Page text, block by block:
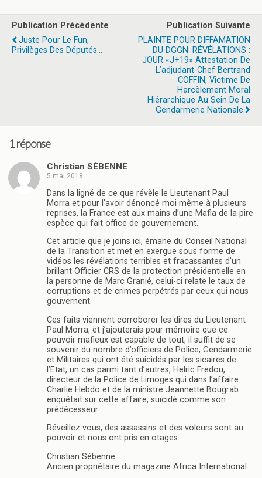
Publication Précédente
Juste Pour Le Fun,
Privilèges Des Députés...
Publication Suivante
PLAINTE POUR DIFFAMATION
DU DGGN: RÉVÉLATIONS :
JOUR «J+19» Attestation De
L’adjudant-Chef Bertrand
COFFIN, Victime De
Harcèlement Moral
Hiérarchique Au Sein De La
Gendarmerie Nationale
1 réponse
Christian SÉBENNE
5 mai 2018
Dans la ligné de ce que révèle le Lieutenant Paul
Morra et pour l’avoir dénoncé moi même à plusieurs
reprises, la France est aux mains d’une Mafia de la pire
espèce qui fait office de gouvernement.
Cet article que je joins ici, émane du Conseil National
de la Transition et met en exergue sous forme de
vidéos les révélations terribles et fracassantes d’un
brillant Officier CRS de la protection présidentielle en
la personne de Marc Granié, celui-ci relate le taux de
corruptions et de crimes perpétrés par ceux qui nous
gouvernent.
Ces faits viennent corroborer les dires du Lieutenant
Paul Morra, et j’ajouterais pour mémoire que ce
pouvoir mafieux est capable de tout, il suffit de se
souvenir du nombre d’officiers de Police, Gendarmerie
et Militaires qui ont été suicidés par les sicaires de
l’Etat, un cas parmi tant d’autres, Helric Fredou,
directeur de la Police de Limoges qui dans l’affaire
Charlie Hebdo et de la ministre Jeannette Bougrab
enquêtait sur cette affaire, suicidé comme son
prédécesseur.
Réveillez vous, des assassins et des voleurs sont au
pouvoir et nous ont pris en otages.
Christian Sébenne
Ancien propriétaire du magazine Africa International